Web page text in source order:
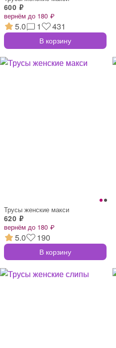
600 ₽
вернём до 180 ₽
5.0 1 431
В корзину
Трусы женские макси
620 ₽
вернём до 180 ₽
5.0 190
В корзину